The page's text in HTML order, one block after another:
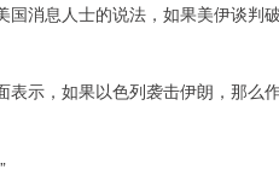
消息人士的说法，如果美伊谈判
示，如果以色列袭击伊朗，那么